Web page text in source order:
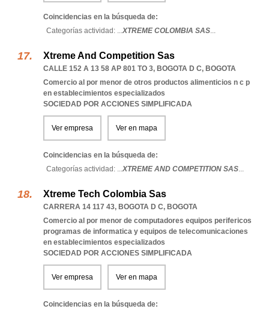
Coincidencias en la búsqueda de:
Categorías actividad: ...XTREME COLOMBIA SAS...
Xtreme And Competition Sas
CALLE 152 A 13 58 AP 801 TO 3, BOGOTA D C, BOGOTA
Comercio al por menor de otros productos alimenticios n c p
en establecimientos especializados
SOCIEDAD POR ACCIONES SIMPLIFICADA
Ver empresa Ver en mapa
Coincidencias en la búsqueda de:
Categorías actividad: ...XTREME AND COMPETITION SAS...
Xtreme Tech Colombia Sas
CARRERA 14 117 43, BOGOTA D C, BOGOTA
Comercio al por menor de computadores equipos perifericos
programas de informatica y equipos de telecomunicaciones
en establecimientos especializados
SOCIEDAD POR ACCIONES SIMPLIFICADA
Ver empresa Ver en mapa
Coincidencias en la búsqueda de: